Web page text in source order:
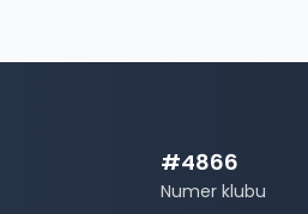
#4866
Numer klubu